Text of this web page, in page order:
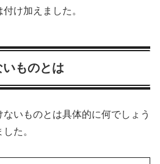
け加えました。
ものとは
いものとは具体的に何でしょう
た。